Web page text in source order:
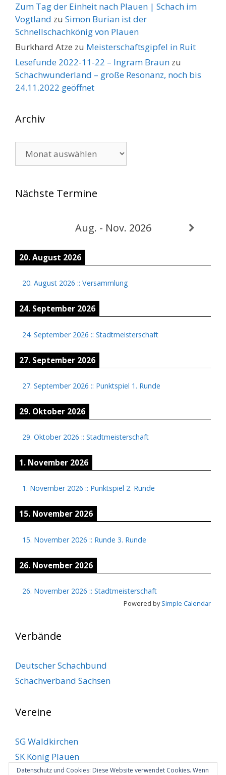
Zum Tag der Einheit nach Plauen | Schach im
Vogtland zu Simon Burian ist der
Schnellschachkönig von Plauen
Burkhard Atze zu Meisterschaftsgipfel in Ruit
Lesefunde 2022-11-22 – Ingram Braun zu
Schachwunderland – große Resonanz, noch bis
24.11.2022 geöffnet
Archiv
Nächste Termine
Aug. - Nov. 2026
20. August 2026
20. August 2026 :: Versammlung
24. September 2026
24. September 2026 :: Stadtmeisterschaft
27. September 2026
27. September 2026 :: Punktspiel 1. Runde
29. Oktober 2026
29. Oktober 2026 :: Stadtmeisterschaft
1. November 2026
1. November 2026 :: Punktspiel 2. Runde
15. November 2026
15. November 2026 :: Runde 3. Runde
26. November 2026
26. November 2026 :: Stadtmeisterschaft
Powered bySimple Calendar
Verbände
Deutscher Schachbund
Schachverband Sachsen
Vereine
SG Waldkirchen
SK König Plauen
SV Klingenthal
Datenschutz und Cookies: Diese Website verwendet Cookies. Wenn